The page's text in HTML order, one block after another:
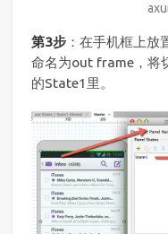
第3步 ：在手机框上
命名为out frame，将
的State1里。